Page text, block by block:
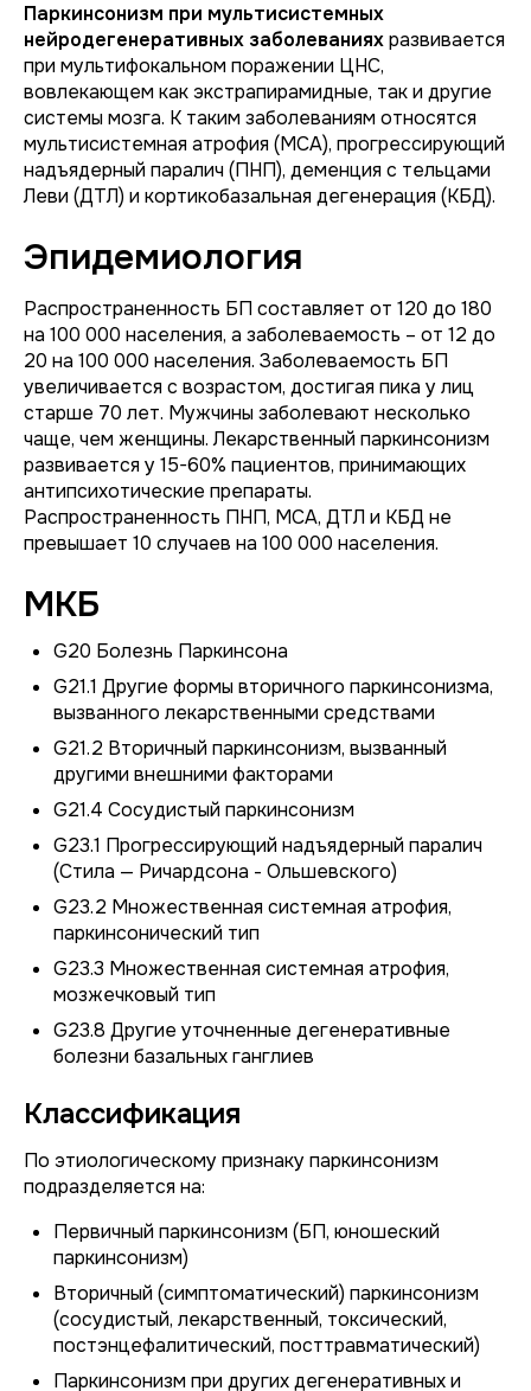
Паркинсонизм при мультисистемных
нейродегенеративных заболеванияхразвивается
при мультифокальном поражении ЦНС,
вовлекающем как экстрапирамидные, так и другие
системы мозга. К таким заболеваниям относятся
мультисистемная атрофия (МСА), прогрессирующий
надъядерный паралич (ПНП), деменция с тельцами
Леви (ДТЛ) и кортикобазальная дегенерация (КБД).
Эпидемиология
Распространенность БП составляет от 120 до 180
на 100 000 населения, а заболеваемость – от 12 до
20 на 100 000 населения. Заболеваемость БП
увеличивается с возрастом, достигая пика у лиц
старше 70 лет. Мужчины заболевают несколько
чаще, чем женщины. Лекарственный паркинсонизм
развивается у 15-60% пациентов, принимающих
антипсихотические препараты.
Распространенность ПНП, МСА, ДТЛ и КБД не
превышает 10 случаев на 100 000 населения.
МКБ
G20 Болезнь Паркинсона
G21.1 Другие формы вторичного паркинсонизма,
вызванного лекарственными средствами
G21.2 Вторичный паркинсонизм, вызванный
другими внешними факторами
G21.4 Сосудистый паркинсонизм
G23.1 Прогрессирующий надъядерный паралич
(Стила — Ричардсона - Ольшевского)
G23.2 Множественная системная атрофия,
паркинсонический тип
G23.3 Множественная системная атрофия,
мозжечковый тип
G23.8 Другие уточненные дегенеративные
болезни базальных ганглиев
Классификация
По этиологическому признаку паркинсонизм
подразделяется на:
Первичный паркинсонизм (БП, юношеский
паркинсонизм)
Вторичный (симптоматический) паркинсонизм
(сосудистый, лекарственный, токсический,
постэнцефалитический, посттравматический)
Паркинсонизм при других дегенеративных и